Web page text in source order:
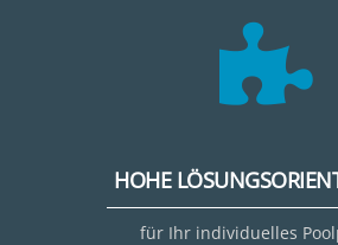
HOHE
für Ihr individuelles